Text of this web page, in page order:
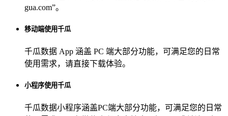
gua.com”。
移动端使用千瓜
千瓜数据 App 涵盖 PC 端大部分功能，可满足您的日常
使用需求，请直接下载体验。
小程序使用千瓜
千瓜数据小程序涵盖PC端大部分功能，可满足您的日常